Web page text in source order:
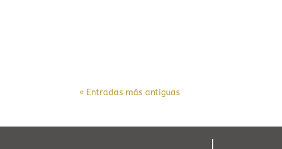
« Entradas más antiguas